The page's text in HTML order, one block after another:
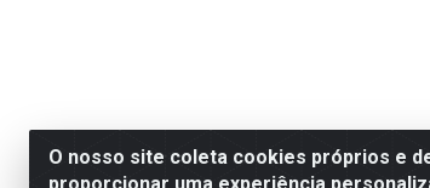
O nosso site coleta cookies próprios e